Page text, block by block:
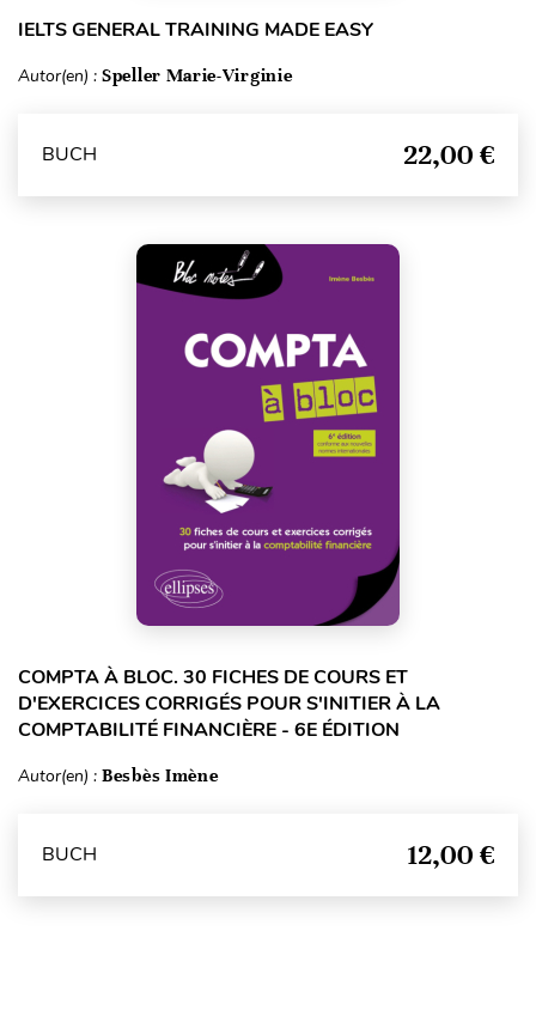
IELTS GENERAL TRAINING MADE EASY
Autor(en) : Speller Marie-Virginie
BUCH 22,00 €
COMPTA À BLOC. 30 FICHES DE COURS ET
D'EXERCICES CORRIGÉS POUR S'INITIER À LA
COMPTABILITÉ FINANCIÈRE - 6E ÉDITION
Autor(en) : Besbès Imène
BUCH 12,00 €